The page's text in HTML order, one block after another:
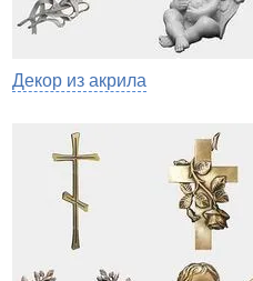
Декор из акрила